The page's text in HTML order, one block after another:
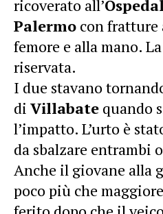
ricoverato all’
Palermo con fratture
femore e alla mano.
riservata.
I due stavano
di Villabate quando
l’impatto. L’urto è
da sbalzare entrambi
Anche il giovane alla
poco più che